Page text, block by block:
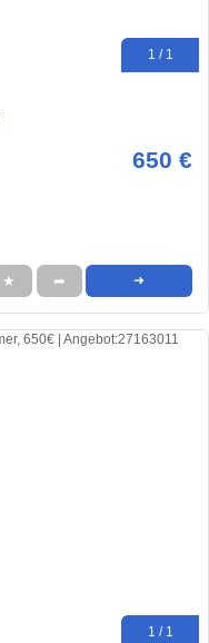
1 / 1
650 €
★ ➦ ➜
1 / 1